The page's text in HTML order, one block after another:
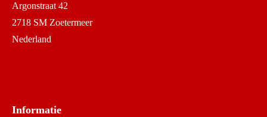
Argonstraat 42
2718 SM Zoetermeer
Nederland
Informatie